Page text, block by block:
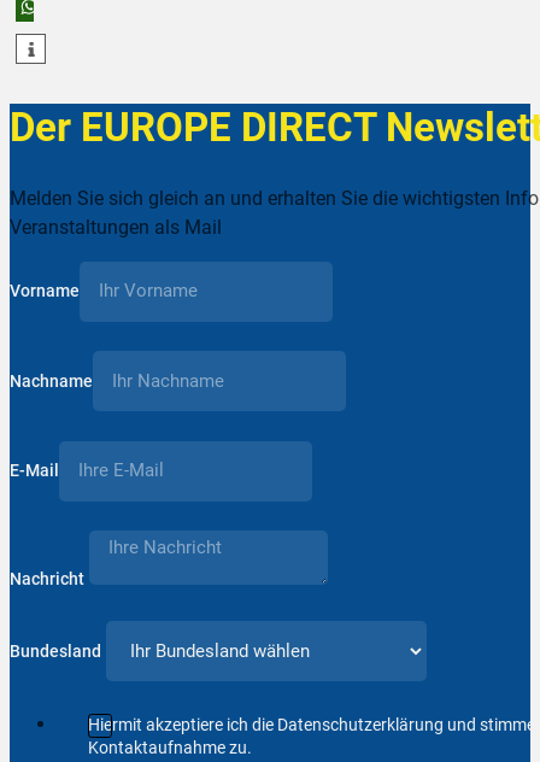
teilen
Der EUROPE DIRECT
Melden Sie sich gleich an und erhalten Sie die wichtigsten
Veranstaltungen als Mail
Vorname
Nachname
E-Mail
Nachricht
Bundesland
Hiermit akzeptiere ich die Datenschutzerklärung und
Kontaktaufnahme zu.